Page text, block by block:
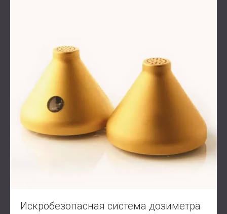
Искробезопасная система дозиметра